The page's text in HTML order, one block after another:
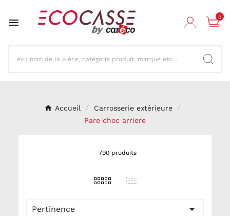
 0
Accueil
Carrosserie extérieure
Pare choc arriere
790 produits
Pertinence 